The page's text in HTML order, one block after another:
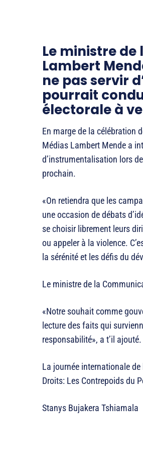
Le ministre
Lambert
ne pas servir
pourrait
électorale à
En marge de la célébration
Médias Lambert Mende a
d’instrumentalisation lors
prochain.
«On retiendra que les
une occasion de débats
se choisir librement leurs
ou appeler à la violence.
la sérénité et les défis du
Le ministre de la
«Notre souhait comme
lecture des faits qui
responsabilité», a t’il ajouté.
La journée internationale
Droits: Les Contrepoids du
Stanys Bujakera Tshiamala